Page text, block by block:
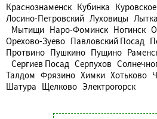
Краснознаменск Кубинка Куровское
Лосино-Петровский Луховицы
Мытищи Наро-Фоминск Ногинск
Орехово-Зуево Павловский Посад
Протвино Пушкино Пущино
Сергиев Посад Серпухов
Талдом Фрязино Химки Хотьково
Шатура Щелково Электрогорск